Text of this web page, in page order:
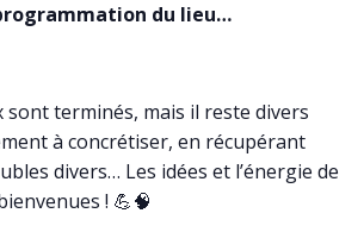
du lieu…
sont terminés, mais il reste divers
à concrétiser, en récupérant
divers… Les idées et l’énergie de
! 💪🧠